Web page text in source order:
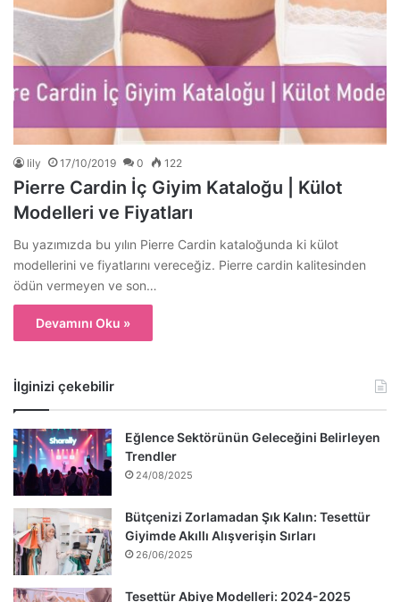
lily 17/10/2019 0 122
Pierre Cardin İç Giyim Kataloğu | Külot
Modelleri ve Fiyatları
Bu yazımızda bu yılın Pierre Cardin kataloğunda ki külot
modellerini ve fiyatlarını vereceğiz. Pierre cardin kalitesinden
ödün vermeyen ve son…
Devamını Oku »
İlginizi çekebilir
Eğlence Sektörünün Geleceğini Belirleyen
Trendler
24/08/2025
Bütçenizi Zorlamadan Şık Kalın: Tesettür
Giyimde Akıllı Alışverişin Sırları
26/06/2025
Tesettür Abiye Modelleri: 2024-2025